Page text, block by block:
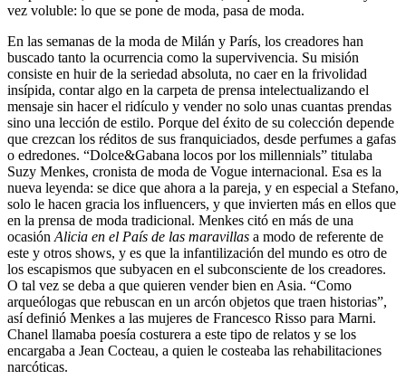
vez voluble: lo que se pone de moda, pasa de moda.
En las semanas de la moda de Milán y París, los creadores han
buscado tanto la ocurrencia como la supervivencia. Su misión
consiste en huir de la seriedad absoluta, no caer en la frivolidad
insípida, contar algo en la carpeta de prensa intelectualizando el
mensaje sin hacer el ridículo y vender no solo unas cuantas prendas
sino una lección de estilo. Porque del éxito de su colección depende
que crezcan los réditos de sus franquiciados, desde perfumes a gafas
o edredones. “Dolce&Gabana locos por los millennials” titulaba
Suzy Menkes, cronista de moda de Vogue internacional. Esa es la
nueva leyenda: se dice que ahora a la pareja, y en especial a Stefano,
solo le hacen gracia los influencers, y que invierten más en ellos que
en la prensa de moda tradicional. Menkes citó en más de una
ocasiónAlicia en el País de las maravillas a modo de referente de
este y otros shows, y es que la infantilización del mundo es otro de
los escapismos que subyacen en el subconsciente de los creadores.
O tal vez se deba a que quieren vender bien en Asia. “Como
arqueólogas que rebuscan en un arcón objetos que traen historias”,
así definió Menkes a las mujeres de Francesco Risso para Marni.
Chanel llamaba poesía costurera a este tipo de relatos y se los
encargaba a Jean Cocteau, a quien le costeaba las rehabilitaciones
narcóticas.